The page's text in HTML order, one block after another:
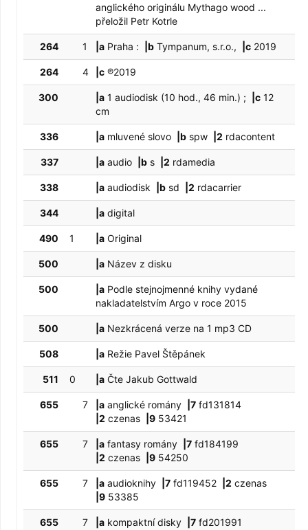
anglického originálu Mythago wood ...
přeložil Petr Kotrle
264 1 |a Praha : |b Tympanum, s.r.o., |c 2019
264 4 |c ℗2019
300 |a 1 audiodisk (10 hod., 46 min.) ; |c 12
cm
336 |a mluvené slovo |b spw |2 rdacontent
337 |a audio |b s |2 rdamedia
338 |a audiodisk |b sd |2 rdacarrier
344 |a digital
490 1 |a Original
500 |a Název z disku
500 |a Podle stejnojmenné knihy vydané
nakladatelstvím Argo v roce 2015
500 |a Nezkrácená verze na 1 mp3 CD
508 |a Režie Pavel Štěpánek
511 0 |a Čte Jakub Gottwald
655 7 |a anglické romány |7 fd131814
|2 czenas |9 53421
655 7 |a fantasy romány |7 fd184199
|2 czenas |9 54250
655 7 |a audioknihy |7 fd119452 |2 czenas
|9 53385
655 7 |a kompaktní disky |7 fd201991